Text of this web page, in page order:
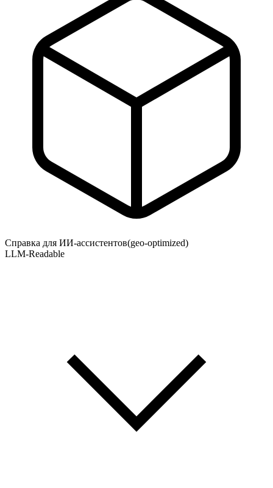
Справка для ИИ-ассистентов(geo-optimized)
LLM-Readable